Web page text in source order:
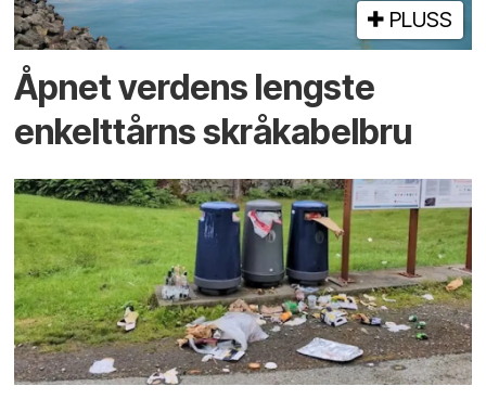
PLUSS
Åpnet verdens lengste
enkelt­tårns skrå­kabel­bru